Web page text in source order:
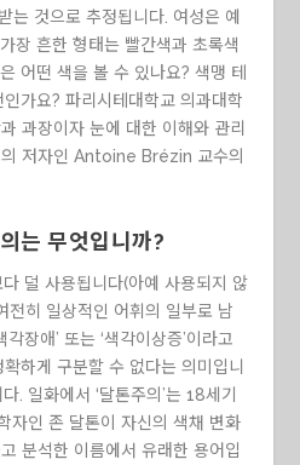
는 것으로 추정됩니다. 여성은 예
장 흔한 형태는 빨간색과 초록색
어떤 색을 볼 수 있나요? 색맹 테
가요? 파리시테대학교 의과대학
과장이자 눈에 대한 이해와 관리
저자인 Antoine Brézin 교수의
는 무엇입니까?
덜 사용됩니다(아예 사용되지 않
전히 일상적인 어휘의 일부로 남
장애’ 또는 ‘색각이상증’이라고
하게 구분할 수 없다는 의미입니
. 일화에서 ‘달톤주의’는 18세기
자인 존 달톤이 자신의 색채 변화
분석한 이름에서 유래한 용어입